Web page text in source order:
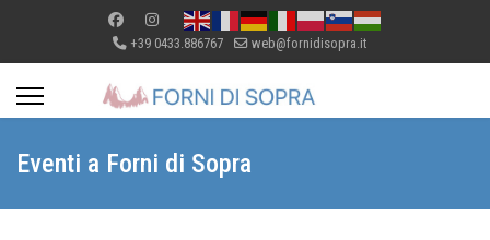
+39 0433.886767 web@fornidisopra.it
Eventi a Forni di Sopra